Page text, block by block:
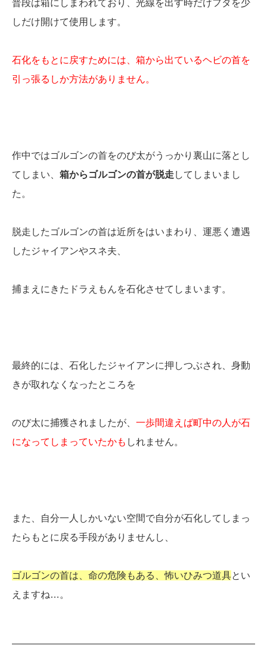
普段は箱にしまわれており、光線を出す時だけフタを少
しだけ開けて使用します。
石化をもとに戻すためには、箱から出ているヘビの首を
引っ張るしか方法がありません。
作中ではゴルゴンの首をのび太がうっかり裏山に落とし
てしまい、 箱からゴルゴンの首が脱走 してしまいまし
た。
脱走したゴルゴンの首は近所をはいまわり、運悪く遭遇
したジャイアンやスネ夫、
捕まえにきたドラえもんを石化させてしまいます。
最終的には、石化したジャイアンに押しつぶされ、身動
きが取れなくなったところを
のび太に捕獲されましたが、 一歩間違えば町中の人が石
になってしまっていたかも しれません。
また、自分一人しかいない空間で自分が石化してしまっ
たらもとに戻る手段がありませんし、
ゴルゴンの首は、命の危険もある、怖いひみつ道具とい
えますね…。